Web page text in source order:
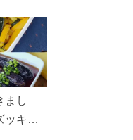
しょ
まし
ッキー